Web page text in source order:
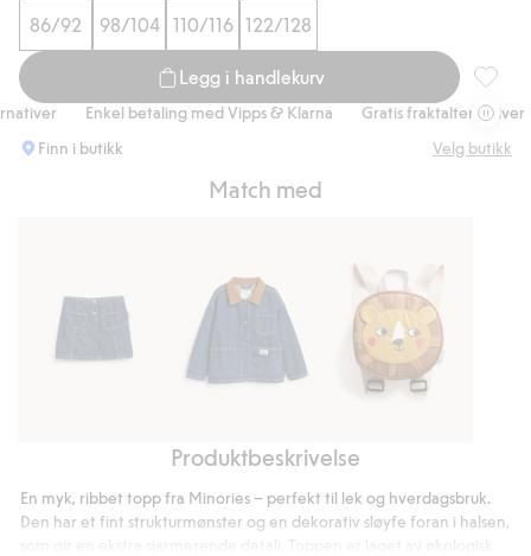
86/92 98/104 110/116 122/128
Legg i handlekurv
Enkel betaling med Vipps & Klarna Gratis fraktalternativer
Finn i butikk
Velg butikk
Match med
Jeansjakke
Ryggsekk
løvemotiv
Produktbeskrivelse
En myk, ribbet topp fra Minories – perfekt til lek og hverdagsbruk.
Den har et fint strukturmønster og en dekorativ sløyfe foran i halsen,